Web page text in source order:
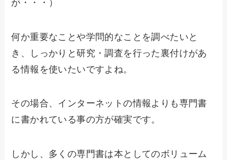
が・・・）
何か重要なことや学問的なことを調べたいと
き、しっかりと研究・調査を行った裏付けがあ
る情報を使いたいですよね。
その場合、インターネットの情報よりも専門書
に書かれている事の方が確実です。
しかし、多くの専門書は本としてのボリューム